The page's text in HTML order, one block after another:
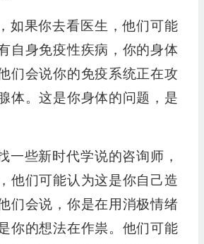
如果你去看医生，他们可能
自身免疫性疾病，你的身体
们会说你的免疫系统正在攻
体。这是你身体的问题，是
一些新时代学说的咨询师，
他们可能认为这是你自己造
们会说，你是在用消极情绪
你的想法在作祟。他们可能